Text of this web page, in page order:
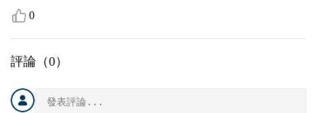
0
評論（0）